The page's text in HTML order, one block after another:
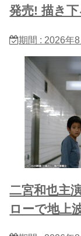
発売! 描き
期間 : 2026年
二宮和也主
ローで地上